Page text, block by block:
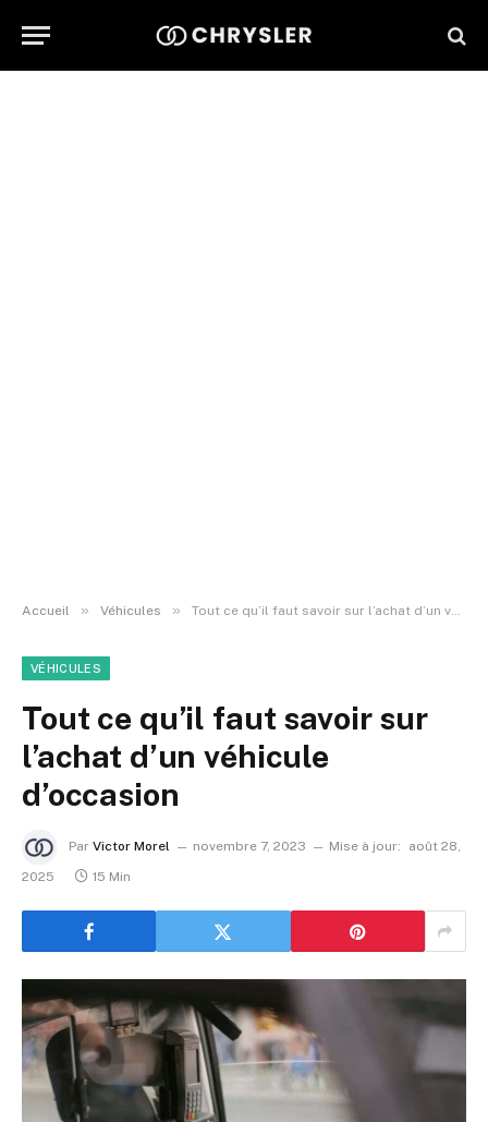
Accueil » Véhicules » Tout ce qu’il faut savoir sur l’achat d’un véhicule d’occasion
VÉHICULES
Tout ce qu’il faut savoir sur
l’achat d’un véhicule
d’occasion
Par Victor Morel novembre 7, 2023 Mise à jour:
août 28,
2025
15 Min